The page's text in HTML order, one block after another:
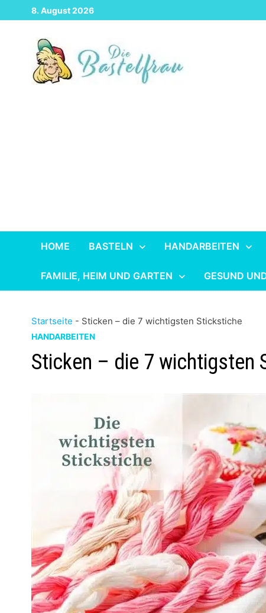
Zurück
zum
8. August 2026
HOME BASTELN HANDARBEITEN
FAMILIE, HEIM UND GARTEN GESUND
Startseite - Sticken – die 7 wichtigsten Stickstiche
HANDARBEITEN
Sticken – die 7 wichtigsten